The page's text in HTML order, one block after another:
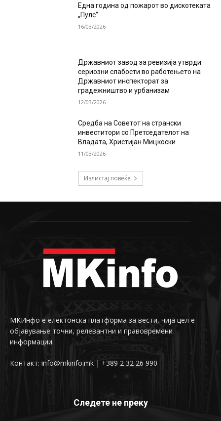
Една година од пожарот во дискотеката
„Пулс“
16/03/2026
Државниот завод за ревизија утврди
сериозни слабости во работењето на
Државниот инспекторат за
градежништво и урбанизам
12/03/2026
Средба на Советот на странски
инвеститори со Претседателот на
Владата, Христијан Мицкоски
11/03/2026
Излистај повеќе
МКИнфо е електонска платформа за вести, чија цел е
објавување точни, релевантни и правовремени
информации.
Контакт: info@mkinfo.mk | +389 2 32 26 990
Следете не преку